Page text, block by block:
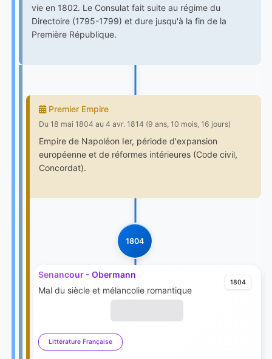
vie en 1802. Le Consulat fait suite au régime du
Directoire (1795-1799) et dure jusqu'à la fin de la
Première République.
Premier Empire
Du 18 mai 1804 au 4 avr. 1814 (9 ans, 10 mois, 16 jours)
Empire de Napoléon Ier, période d'expansion
européenne et de réformes intérieures (Code civil,
Concordat).
1804
1804
Senancour - Obermann
Mal du siècle et mélancolie romantique
Littérature Française